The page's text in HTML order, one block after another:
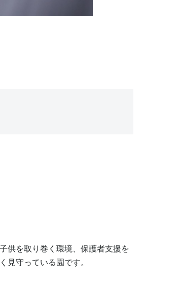
供を取り巻く環境、保護者支援を
守っている園です。